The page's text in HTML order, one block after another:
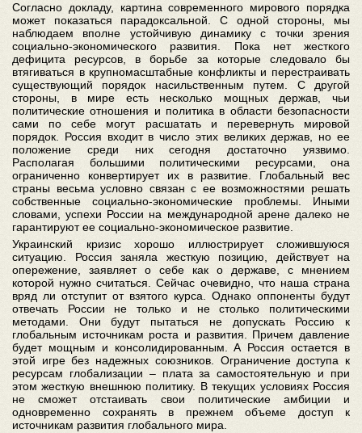
Согласно докладу, картина современного мирового порядка
может показаться парадоксальной. С одной стороны, мы
наблюдаем вполне устойчивую динамику с точки зрения
социально-экономического развития. Пока нет жесткого
дефицита ресурсов, в борьбе за которые следовало бы
втягиваться в крупномасштабные конфликты и перестраивать
существующий порядок насильственным путем. С другой
стороны, в мире есть несколько мощных держав, чьи
политические отношения и политика в области безопасности
сами по себе могут расшатать и перевернуть мировой
порядок. Россия входит в число этих великих держав, но ее
положение среди них сегодня достаточно уязвимо.
Располагая большими политическими ресурсами, она
ограниченно конвертирует их в развитие. Глобальный вес
страны весьма условно связан с ее возможностями решать
собственные социально-экономические проблемы. Иными
словами, успехи России на международной арене далеко не
гарантируют ее социально-экономическое развитие.
Украинский кризис хорошо иллюстрирует сложившуюся
ситуацию. Россия заняла жесткую позицию, действует на
опережение, заявляет о себе как о державе, с мнением
которой нужно считаться. Сейчас очевидно, что наша страна
вряд ли отступит от взятого курса. Однако оппоненты будут
отвечать России не только и не столько политическими
методами. Они будут пытаться не допускать Россию к
глобальным источникам роста и развития. Причем давление
будет мощным и консолидированным. А Россия остается в
этой игре без надежных союзников. Ограничение доступа к
ресурсам глобализации – плата за самостоятельную и при
этом жесткую внешнюю политику. В текущих условиях Россия
не сможет отстаивать свои политические амбиции и
одновременно сохранять в прежнем объеме доступ к
источникам развития глобального мира.